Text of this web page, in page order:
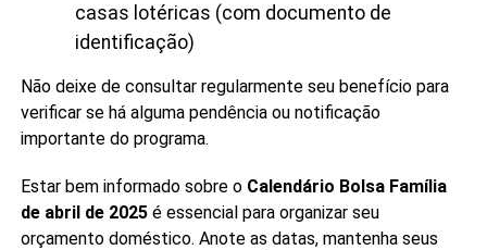
casas lotéricas (com documento de
identificação)
Não deixe de consultar regularmente seu benefício para
verificar se há alguma pendência ou notificação
importante do programa.
Estar bem informado sobre o Calendário Bolsa Família
de abril de 2025é essencial para organizar seu
orçamento doméstico. Anote as datas, mantenha seus